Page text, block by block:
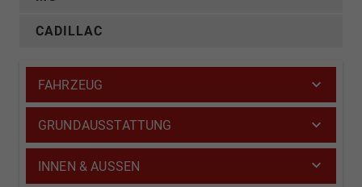
CADILLAC
FAHRZEUG
GRUNDAUSSTATTUNG
INNEN & AUSSEN